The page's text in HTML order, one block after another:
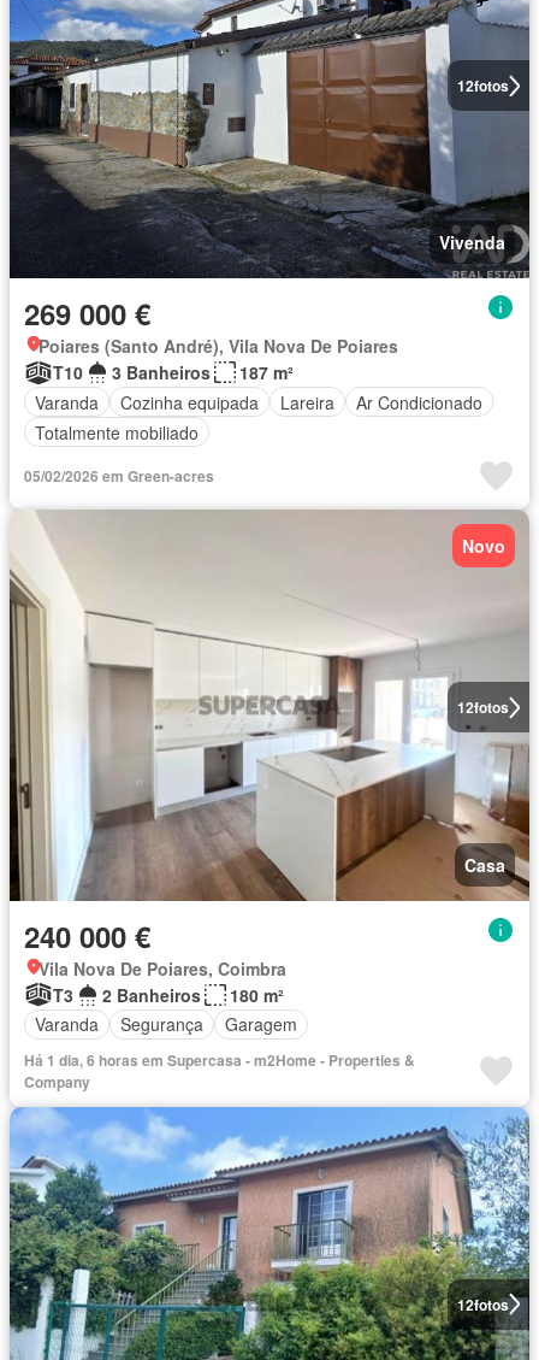
12fotos
Vivenda
269 000 €
Poiares (Santo André), Vila Nova De Poiares
T10
3 Banheiros
187 m²
Varanda
Cozinha equipada Lareira
Ar Condicionado
Totalmente mobiliado
05/02/2026 em Green-acres
12fotos
Novo
Casa
240 000 €
Vila Nova De Poiares, Coimbra
T3
2 Banheiros
180 m²
Varanda
Segurança Garagem
Há 1 dia, 6 horas em Supercasa - m2Home - Properties &
Company
12fotos